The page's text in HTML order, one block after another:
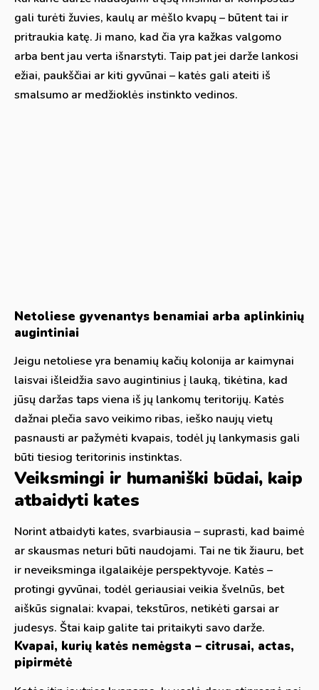
gali turėti žuvies, kaulų ar mėšlo kvapų – būtent tai ir
pritraukia katę. Ji mano, kad čia yra kažkas valgomo
arba bent jau verta išnarstyti. Taip pat jei darže lankosi
ežiai, paukščiai ar kiti gyvūnai – katės gali ateiti iš
smalsumo ar medžioklės instinkto vedinos.
Netoliese gyvenantys benamiai arba aplinkinių
augintiniai
Jeigu netoliese yra benamių kačių kolonija ar kaimynai
laisvai išleidžia savo augintinius į lauką, tikėtina, kad
jūsų daržas taps viena iš jų lankomų teritorijų. Katės
dažnai plečia savo veikimo ribas, ieško naujų vietų
pasnausti ar pažymėti kvapais, todėl jų lankymasis gali
būti tiesiog teritorinis instinktas.
Veiksmingi ir humaniški būdai, kaip
atbaidyti kates
Norint atbaidyti kates, svarbiausia – suprasti, kad baimė
ar skausmas neturi būti naudojami. Tai ne tik žiauru, bet
ir neveiksminga ilgalaikėje perspektyvoje. Katės –
protingi gyvūnai, todėl geriausiai veikia švelnūs, bet
aiškūs signalai: kvapai, tekstūros, netikėti garsai ar
judesys. Štai kaip galite tai pritaikyti savo darže.
Kvapai, kurių katės nemėgsta – citrusai, actas,
pipirmėtė